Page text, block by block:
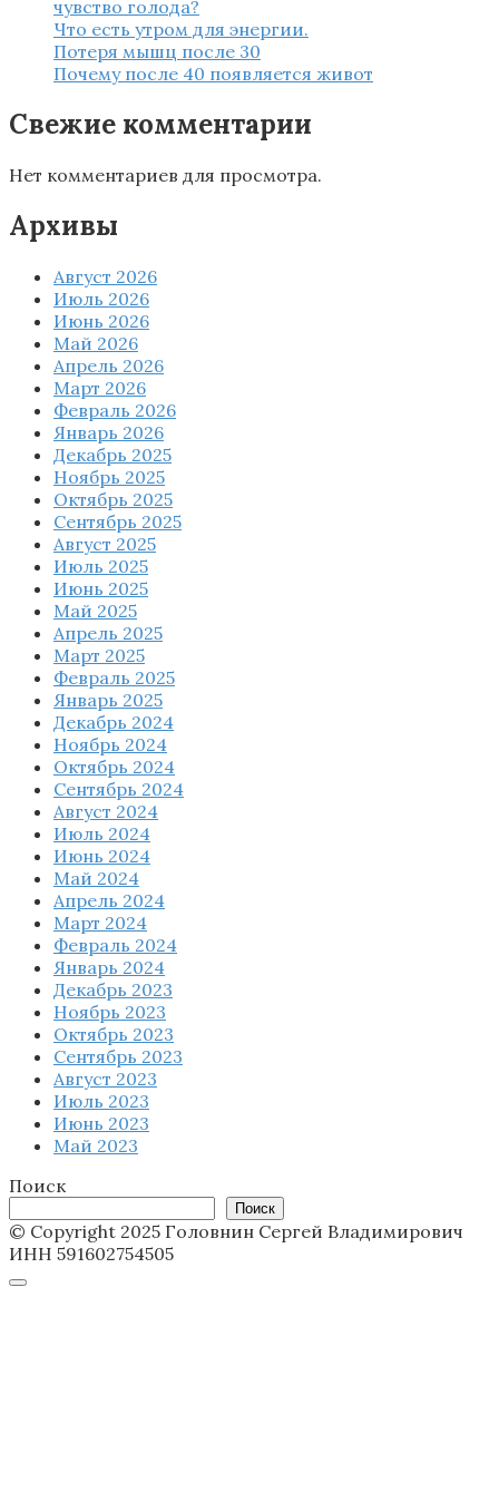
чувство голода?
Что есть утром для энергии.
Потеря мышц после 30
Почему после 40 появляется живот
Свежие комментарии
Нет комментариев для просмотра.
Архивы
Август 2026
Июль 2026
Июнь 2026
Май 2026
Апрель 2026
Март 2026
Февраль 2026
Январь 2026
Декабрь 2025
Ноябрь 2025
Октябрь 2025
Сентябрь 2025
Август 2025
Июль 2025
Июнь 2025
Май 2025
Апрель 2025
Март 2025
Февраль 2025
Январь 2025
Декабрь 2024
Ноябрь 2024
Октябрь 2024
Сентябрь 2024
Август 2024
Июль 2024
Июнь 2024
Май 2024
Апрель 2024
Март 2024
Февраль 2024
Январь 2024
Декабрь 2023
Ноябрь 2023
Октябрь 2023
Сентябрь 2023
Август 2023
Июль 2023
Июнь 2023
Май 2023
Поиск
Поиск
© Copyright 2025 Головнин Сергей Владимирович
ИНН 591602754505